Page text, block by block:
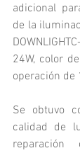
adicional
de la
24W, color
operación de
Se obtuvo
calidad de
reparación